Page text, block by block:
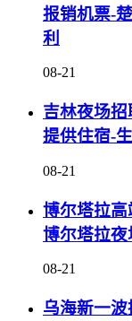
报销机票-
利
08-21
吉林夜场
提供住宿-
08-21
博尔塔拉
博尔塔拉夜
08-21
乌海新一